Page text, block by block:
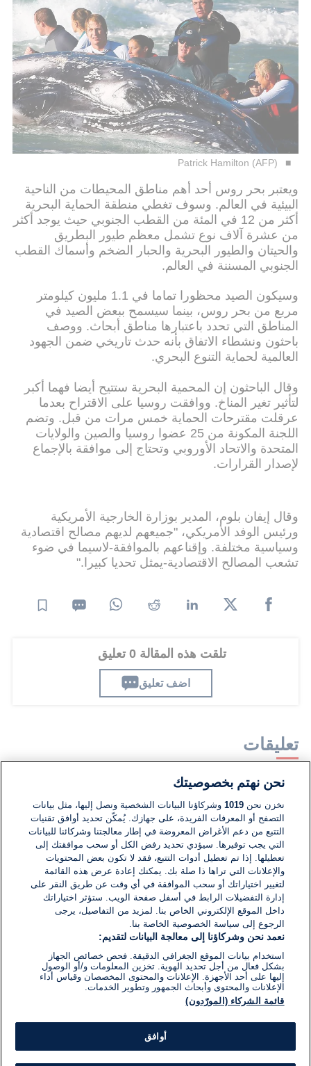
Patrick Hamilton (AFP)
ويعتبر بحر روس أحد أهم مناطق المحيطات من الناحية
البيئية في العالم. وسوف تغطي منطقة الحماية البحرية
أكثر من 12 في المئة من القطب الجنوبي حيث يوجد أكثر
من عشرة آلاف نوع تشمل معظم طيور البطريق
والحيتان والطيور البحرية والحبار الضخم وأسماك القطب
الجنوبي المسننة في العالم.
وسيكون الصيد محظورا تماما في 1.1 مليون كيلومتر
مربع من بحر روس، بينما سيسمح ببعض الصيد في
المناطق التي تحدد باعتبارها مناطق أبحاث. ووصف
باحثون ونشطاء الاتفاق بأنه حدث تاريخي ضمن الجهود
العالمية لحماية التنوع البحري.
وقال الباحثون إن المحمية البحرية ستتيح أيضا فهما أكبر
لتأثير تغير المناخ. ووافقت روسيا على الاقتراح بعدما
عرقلت مقترحات الحماية خمس مرات من قبل. وتضم
اللجنة المكونة من 25 عضوا روسيا والصين والولايات
المتحدة والاتحاد الأوروبي وتحتاج إلى موافقة بالإجماع
لإصدار القرارات.
وقال إيفان بلوم، المدير بوزارة الخارجية الأمريكية
ورئيس الوفد الأمريكي، "جميعهم لديهم مصالح اقتصادية
وسياسية مختلفة. وإقناعهم بالموافقة-لاسيما في ضوء
تشعب المصالح الاقتصادية-يمثل تحديا كبيرا."
تلقت هذه المقالة 0 تعليق
اضف تعليق
تعليقات
لا توجد تعليقات مكتوبة حتى الآن. كن الأول!
اكتب تعليقًا جديدًا ...
نحن نهتم بخصوصيتك
نخزن نحن1019 وشركاؤنا البيانات الشخصية ونصل إليها، مثل بيانات
التصفح أو المعرفات الفريدة، على جهازك. يُمكّن تحديد أوافق تقنيات
التتبع من دعم الأغراض المعروضة في إطار معالجتنا وشركائنا للبيانات
التي يجب توفيرها. سيؤدي تحديد رفض الكل أو سحب موافقتك إلى
تعطيلها. إذا تم تعطيل أدوات التتبع، فقد لا تكون بعض المحتويات
والإعلانات التي تراها ذا صلة بك. يمكنك إعادة عرض هذه القائمة
لتغيير اختياراتك أو سحب الموافقة في أي وقت عن طريق النقر على
إدارة التفضيلات الرابط في أسفل صفحة الويب. ستؤثر اختياراتك
داخل الموقع الإلكتروني الخاص بنا. لمزيد من التفاصيل، يرجى
الرجوع إلى سياسة الخصوصية الخاصة بنا.
نعمد نحن وشركاؤنا إلى معالجة البيانات لتقديم:
استخدام بيانات الموقع الجغرافي الدقيقة. فحص خصائص الجهاز
بشكل فعال من أجل تحديد الهوية. تخزين المعلومات و/أو الوصول
إليها على أحد الأجهزة. الإعلانات والمحتوى المخصصان وقياس أداء
الإعلانات والمحتوى وأبحاث الجمهور وتطوير الخدمات.
قائمة الشركاء (المورّدون)
أوافق